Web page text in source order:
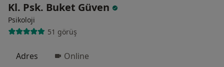
Kl. Psk. Buket Güven
Psikoloji
51 görüş
Adres Online